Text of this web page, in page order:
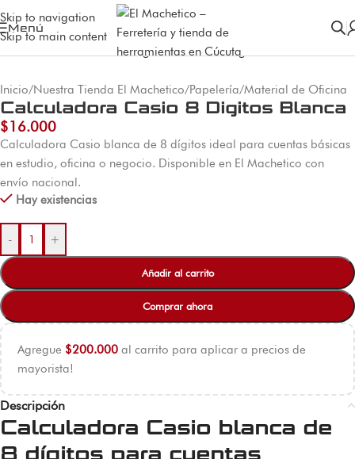
Skip to navigation
Skip to main content
Menú
Inicio/Nuestra Tienda El Machetico/Papelería/Material de Oficina
Calculadora Casio 8 Digitos Blanca
$16.000
Calculadora Casio blanca de 8 dígitos ideal para cuentas básicas
en estudio, oficina o negocio. Disponible en El Machetico con
envío nacional.
Hay existencias
- +
Añadir al carrito
Comprar ahora
Agregue $200.000 al carrito para aplicar a precios de
mayorista!
Descripción
Calculadora Casio blanca de
8 dígitos para cuentas